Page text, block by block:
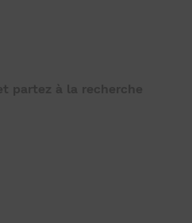
partez à la recherche